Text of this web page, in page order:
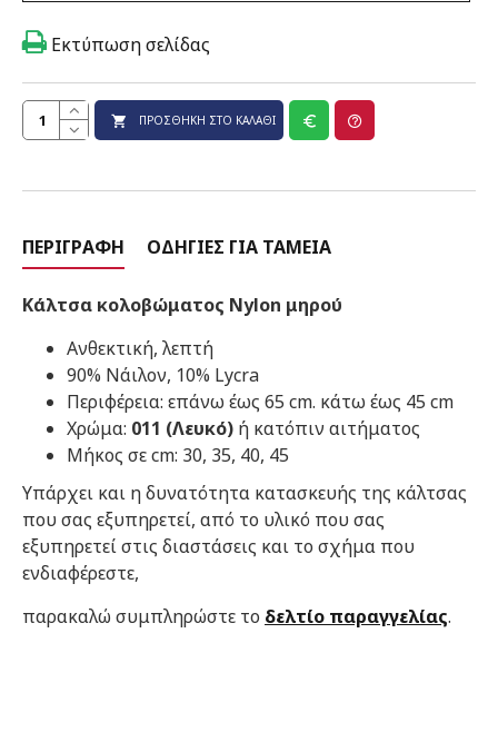
ΠΡΟΣΘΉΚΗ ΣΤΟ ΚΑΛΆΘΙ
Εκτύπωση σελίδας
ΠΕΡΙΓΡΑΦΉ ΟΔΗΓΊΕΣ ΓΙΑ ΤΑΜΕΊΑ
Κάλτσα κολοβώματος Nylon μηρού
Ανθεκτική, λεπτή
90% Νάιλον, 10% Lycra
Περιφέρεια: επάνω έως 65 cm. κάτω έως 45 cm
Χρώμα: 011 (Λευκό) ή κατόπιν αιτήματος
Μήκος σε cm: 30, 35, 40, 45
Υπάρχει και η δυνατότητα κατασκευής της κάλτσας
που σας εξυπηρετεί, από το υλικό που σας
εξυπηρετεί στις διαστάσεις και το σχήμα που
ενδιαφέρεστε,
παρακαλώ συμπληρώστε το δελτίο παραγγελίας.